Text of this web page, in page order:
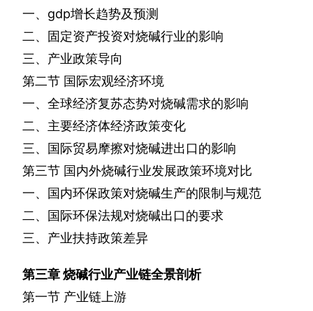
一、 gdp增长趋势及预测
二、固定资产投资对烧碱行业的影响
三、产业政策导向
第二节 国际宏观经济环境
一、全球经济复苏态势对烧碱需求的影响
二、主要经济体经济政策变化
三、国际贸易摩擦对烧碱进出口的影响
第三节 国内外烧碱行业发展政策环境对比
一、国内环保政策对烧碱生产的限制与规范
二、国际环保法规对烧碱出口的要求
三、产业扶持政策差异
第三章烧碱行业产业链全景剖析
第一节 产业链上游